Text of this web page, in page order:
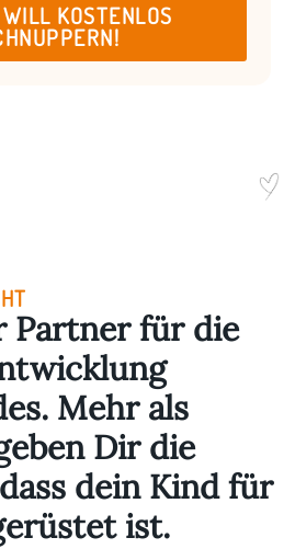
KOSTENLOS
Partner für die
Mehr als
Dir die
dein Kind für
ist.